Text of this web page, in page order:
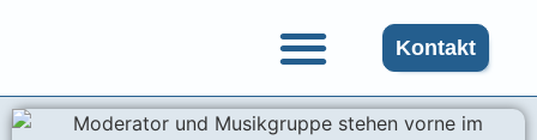
Kontakt